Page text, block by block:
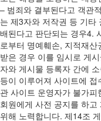
– 범죄와 결부된다고 객관
는 제3자와 저작권 등 기타
배된다고 판단되는 경우4.
로부터 명예훼손, 지적재
받은 경우 이를 임시로 게
자와 게시물 등록자 간에
등이 이루어져 사이트에
관 사이트 운영자가 불가
회원에게 사전 공지를 하
위해 노력합니다. 제14조